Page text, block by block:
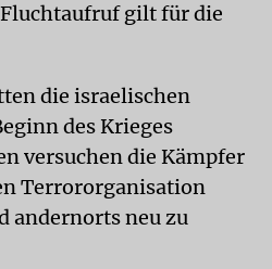
gilt für die
die israelischen
des Krieges
versuchen die Kämpfer
Terrororganisation
andernorts neu zu